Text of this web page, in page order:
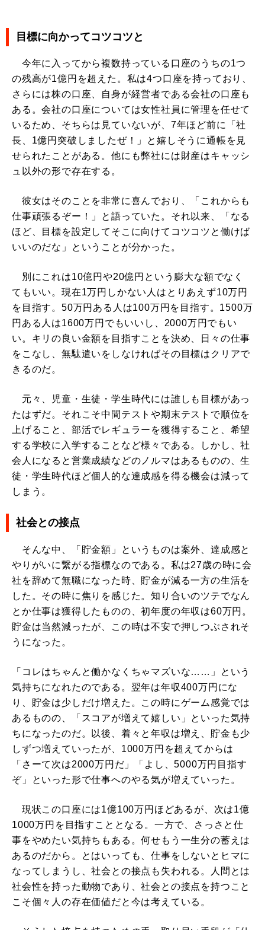
目標に向かってコツコツと
今年に入ってから複数持っている口座のうちの1つ
の残高が1億円を超えた。私は4つ口座を持っており、
さらには株の口座、自身が経営者である会社の口座も
ある。会社の口座については女性社員に管理を任せて
いるため、そちらは見ていないが、7年ほど前に「社
長、1億円突破しましたぜ！」と嬉しそうに通帳を見
せられたことがある。他にも弊社には財産はキャッシ
ュ以外の形で存在する。
彼女はそのことを非常に喜んでおり、「これからも
仕事頑張るぞー！」と語っていた。それ以来、「なる
ほど、目標を設定してそこに向けてコツコツと働けば
いいのだな」ということが分かった。
別にこれは10億円や20億円という膨大な額でなく
てもいい。現在1万円しかない人はとりあえず10万円
を目指す。50万円ある人は100万円を目指す。1500万
円ある人は1600万円でもいいし、2000万円でもい
い。キリの良い金額を目指すことを決め、日々の仕事
をこなし、無駄遣いをしなければその目標はクリアで
きるのだ。
元々、児童・生徒・学生時代には誰しも目標があっ
たはずだ。それこそ中間テストや期末テストで順位を
上げること、部活でレギュラーを獲得すること、希望
する学校に入学することなど様々である。しかし、社
会人になると営業成績などのノルマはあるものの、生
徒・学生時代ほど個人的な達成感を得る機会は減って
しまう。
社会との接点
そんな中、「貯金額」というものは案外、達成感と
やりがいに繋がる指標なのである。私は27歳の時に会
社を辞めて無職になった時、貯金が減る一方の生活を
した。その時に焦りを感じた。知り合いのツテでなん
とか仕事は獲得したものの、初年度の年収は60万円。
貯金は当然減ったが、この時は不安で押しつぶされそ
うになった。
「コレはちゃんと働かなくちゃマズいな……」という
気持ちになれたのである。翌年は年収400万円にな
り、貯金は少しだけ増えた。この時にゲーム感覚では
あるものの、「スコアが増えて嬉しい」といった気持
ちになったのだ。以後、着々と年収は増え、貯金も少
しずつ増えていったが、1000万円を超えてからは
「さーて次は2000万円だ」「よし、5000万円目指す
ぞ」といった形で仕事へのやる気が増えていった。
現状この口座には1億100万円ほどあるが、次は1億
1000万円を目指すこととなる。一方で、さっさと仕
事をやめたい気持ちもある。何せもう一生分の蓄えは
あるのだから。とはいっても、仕事をしないとヒマに
なってしまうし、社会との接点も失われる。人間とは
社会性を持った動物であり、社会との接点を持つこと
こそ個々人の存在価値だと今は考えている。